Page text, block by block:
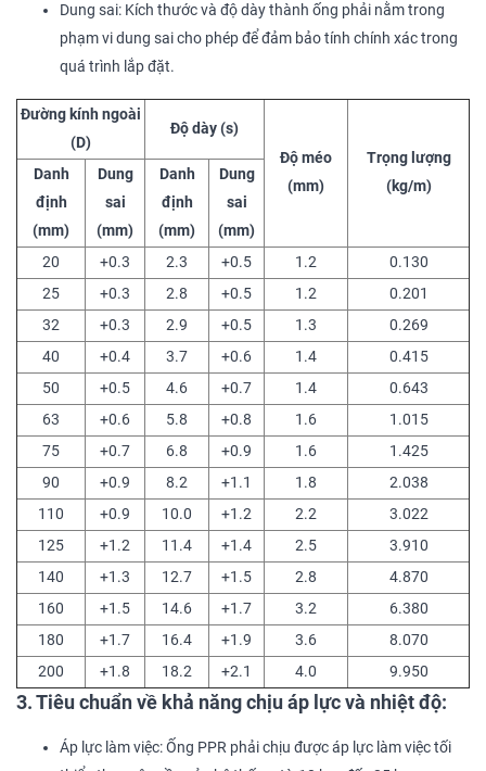
Dung sai: Kích thước và độ dày thành ống phải nằm trong
phạm vi dung sai cho phép để đảm bảo tính chính xác trong
quá trình lắp đặt.
Đường kính ngoài
(D)
Độ dày (s)
Độ méo
(mm)
Trọng lượng
(kg/m)
Danh
định
(mm)
Dung
sai
(mm)
Danh
định
(mm)
Dung
sai
(mm)
20
+0.3 2.3 +0.5 1.2
0.130
25
+0.3 2.8 +0.5 1.2
0.201
32
+0.3 2.9 +0.5 1.3
0.269
40
+0.4 3.7 +0.6 1.4
0.415
50
+0.5 4.6 +0.7 1.4
0.643
63
+0.6 5.8 +0.8 1.6
1.015
75
+0.7 6.8 +0.9 1.6
1.425
90
+0.9 8.2 +1.1 1.8
2.038
110
+0.9 10.0 +1.2 2.2
3.022
125
+1.2 11.4 +1.4 2.5
3.910
140
+1.3 12.7 +1.5 2.8
4.870
160
+1.5 14.6 +1.7 3.2
6.380
180
+1.7 16.4 +1.9 3.6
8.070
200
+1.8 18.2 +2.1 4.0 9.950
3. Tiêu chuẩn về khả năng chịu áp lực và nhiệt độ:
Áp lực làm việc: Ống PPR phải chịu được áp lực làm việc tối